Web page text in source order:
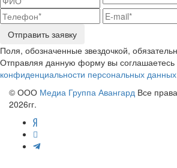
Отправить заявку
Поля, обозначенные звездочкой,
Отправляя данную форму вы соглашаетесь
конфиденциальности персональных данных
© ООО Медиа Группа Авангард Все
2026гг.